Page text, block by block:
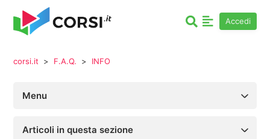
Accedi
corsi.it F.A.Q. INFO
Menu
Articoli in questa sezione